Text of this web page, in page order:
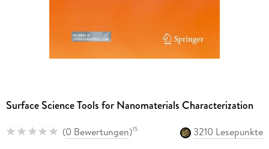
Surface Science Tools for Nanomaterials Characterization
(0 Bewertungen)15
3210 Lesepunkte